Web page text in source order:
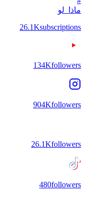
ماذا_لو
26.1Ksubscriptions
134Kfollowers
904Kfollowers
26.1Kfollowers
480followers